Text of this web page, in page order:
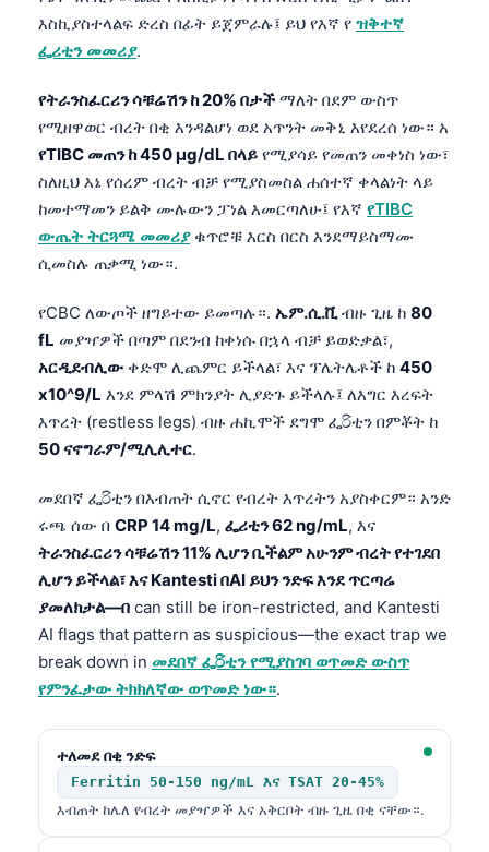
እስኪያስተላልፍ ድረስ በፊት ይጀምራሉ፤ ይህ የእኛ የ ዝቅተኛ
ፌሪቲን መመሪያ.
የትራንስፈርሪን ሳቹሬሽን ከ 20% በታች ማለት በደም ውስጥ
የሚዘዋወር ብረት በቂ እንዳልሆነ ወደ አጥንት መቅኒ እየደረሰ ነው። አ
የTIBC መጠን ከ 450 µg/dL በላይ የሚያሳይ የመጠን መቀነስ ነው፣
ስለዚህ እኔ የሰረም ብረት ብቻ የሚያስመስል ሐሰተኛ ቀላልነት ላይ
ከመተማመን ይልቅ ሙሉውን ፓነል እመርጣለሁ፤ የእኛ የTIBC
ውጤት ትርጓሜ መመሪያቁጥሮቹ እርስ በርስ እንደማይስማሙ
ሲመስሉ ጠቃሚ ነው።.
የCBC ለውጦች ዘግይተው ይመጣሉ።. ኤም.ሲ.ቪ ብዙ ጊዜ ከ 80
fL መያዣዎች በጣም በደንብ ከቀነሱ በኋላ ብቻ ይወድቃል፣,
አርዲደብሊውቀድሞ ሊጨምር ይችላል፣ እና ፕሌትሌቶች ከ 450
x10^9/L እንደ ምላሽ ምክንያት ሊያድጉ ይችላሉ፤ ለእግር እረፍት
እጥረት (restless legs) ብዙ ሐኪሞች ደግሞ ፌරිቲን በምቾት ከ
50 ናኖግራም/ሚሊሊተር.
መደበኛ ፌරිቲን በእብጠት ሲኖር የብረት እጥረትን አያስቀርም። አንድ
ሩጫ ሰው በ CRP 14 mg/L, ፌሪቲን 62 ng/mL, እና
ትራንስፈርሪን ሳቹሬሽን 11% ሊሆን ቢችልም አሁንም ብረት የተገደበ
ሊሆን ይችላል፣ እና Kantesti በAI ይህን ንድፍ እንደ ጥርጣሬ
ያመለክታል—በ can still be iron-restricted, and Kantesti
AI flags that pattern as suspicious—the exact trap we
break down in መደበኛ ፌරිቲን የሚያስገባ ወጥመድ ውስጥ
የምንፈታው ትክክለኛው ወጥመድ ነው።.
ተለመደ በቂ ንድፍ
Ferritin 50-150 ng/mL እና TSAT 20-45%
እብጠት ከሌለ የብረት መያዣዎች እና አቅርቦት ብዙ ጊዜ በቂ ናቸው።.
Galego
Latviešu valoda
Македонски јазик
Euskara
Gàidhlig
Occitan
العربية المغربية
Afrikaans
Монгол
ພາສາລາວ
Cebuano
ئۇيغۇرچە
Кыргызча
Татар теле
Esperanto
Frysk
Ślōnskŏ gŏdka
Norsk bokmål